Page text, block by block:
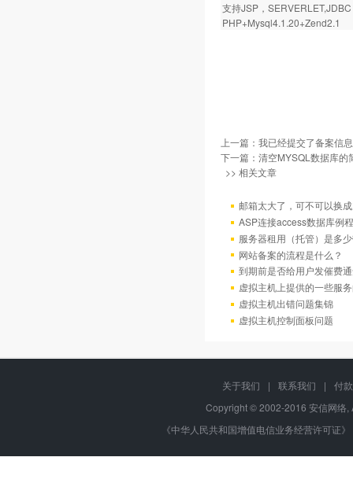
支持JSP，
PHP+Mysql4.1.20+Zend2.1
上一篇： 我已经提交了备案信
下一篇： 清空MYSQL数据库的
>> 相关文章
邮箱太大了，可不可以换
ASP连接access数据库例程
服务器租用（托管）是多
网站备案的流程是什么？
到期前是否给用户发催费
虚拟主机上提供的一些服
虚拟主机出错问题集锦
虚拟主机控制面板问题
关于我们 | 联系我们 |
付
Copyright © 2002-2016 安信网
《中华人民共和国增值电信业务经营许可